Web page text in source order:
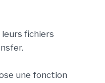
fichiers
une fonction